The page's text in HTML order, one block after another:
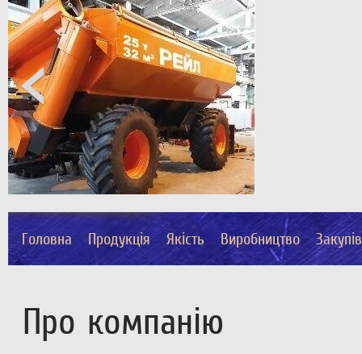
Головна Продукція Якість Виробництво
Про компанію